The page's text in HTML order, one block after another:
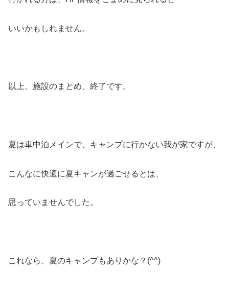
いいかもしれません。
以上、施設のまとめ、終了です。
夏は車中泊メインで、キャンプに行かない我が家ですが、
こんなに快適に夏キャンが過ごせるとは、
思っていませんでした。
これなら、夏のキャンプもありかな？(^^)